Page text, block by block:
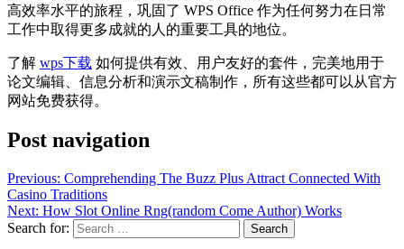
高效率水平的旅程，巩固了 WPS Office 作为任何努力在日常
工作中取得更多成就的人的重要工具的地位。
了解 wps下载 如何提供有效、用户友好的套件，完美地用于
论文编辑、信息分析和演示文稿制作，所有这些都可以从官方
网站免费获得。
Post navigation
Previous: Comprehending The Buzz Plus Attract Connected With
Casino Traditions
Next: How Slot Online Rng(random Come Author) Works
Search for: